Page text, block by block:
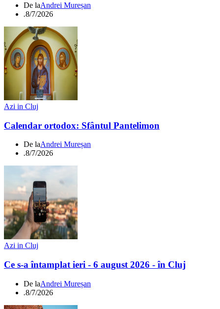
De laAndrei Mureșan
.8/7/2026
Azi in Cluj
Calendar ortodox: Sfântul Pantelimon
De laAndrei Mureșan
.8/7/2026
Azi in Cluj
Ce s-a întamplat ieri - 6 august 2026 - în Cluj
De laAndrei Mureșan
.8/7/2026